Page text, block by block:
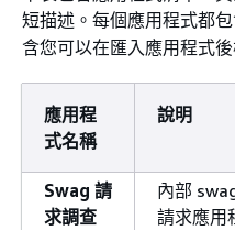
短描述。每個應用程式都
含您可以在匯入應用程式
應用程
式名稱
說明
Swag 請
求調查
內部
請求應用